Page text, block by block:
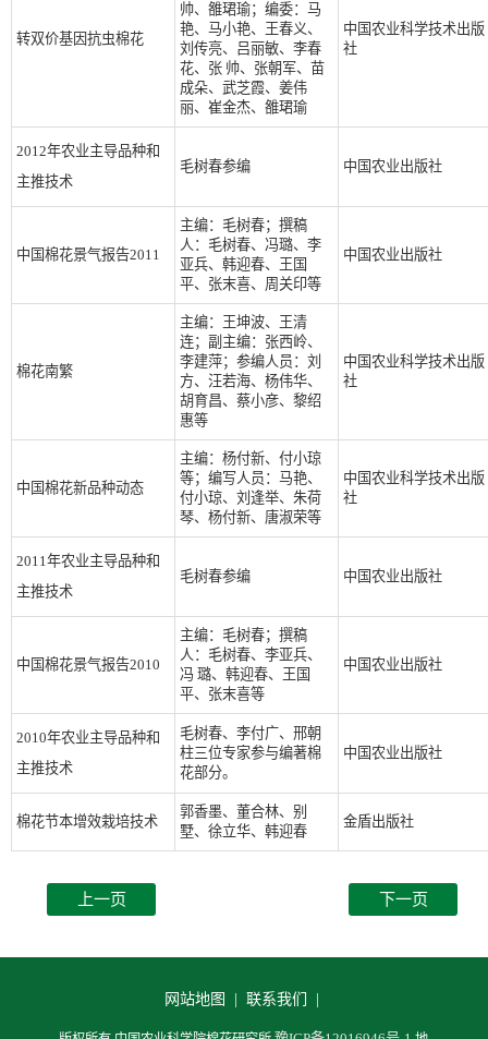
转双价基因抗虫棉花
帅、雒珺瑜；编委：马
艳、马小艳、王春义、
刘传亮、吕丽敏、李春
花、张 帅、张朝军、苗
成朵、武芝霞、姜伟
丽、崔金杰、雒珺瑜
中国农业科学技术出版
社
2012年农业主导品种和
主推技术
毛树春参编 中国农业出版社
中国棉花景气报告2011
主编：毛树春；撰稿
人：毛树春、冯璐、李
亚兵、韩迎春、王国
平、张末喜、周关印等
中国农业出版社
棉花南繁
主编：王坤波、王清
连；副主编：张西岭、
李建萍；参编人员：刘
方、汪若海、杨伟华、
胡育昌、蔡小彦、黎绍
惠等
中国农业科学技术出版
社
中国棉花新品种动态
主编：杨付新、付小琼
等；编写人员：马艳、
付小琼、刘逢举、朱荷
琴、杨付新、唐淑荣等
中国农业科学技术出版
社
2011年农业主导品种和
主推技术
毛树春参编 中国农业出版社
中国棉花景气报告2010
主编：毛树春；撰稿
人：毛树春、李亚兵、
冯 璐、韩迎春、王国
平、张末喜等
中国农业出版社
2010年农业主导品种和
主推技术
毛树春、李付广、邢朝
柱三位专家参与编著棉
花部分。
中国农业出版社
棉花节本增效栽培技术
郭香墨、董合林、别
墅、徐立华、韩迎春
金盾出版社
上一页 下一页
网站地图 | 联系我们 |